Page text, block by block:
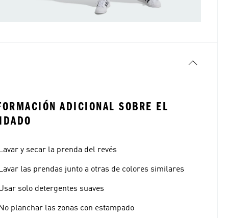
ADICIONAL SOBRE EL
Lavar y secar la prenda del revés
Lavar las prendas junto a otras de colores similares
solo detergentes suaves
No planchar las zonas con estampado